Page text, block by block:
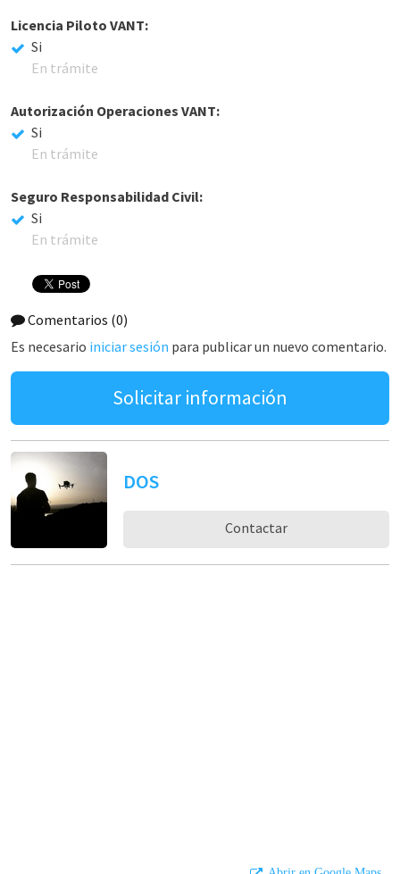
Licencia Piloto VANT:
Si
En trámite
Autorización Operaciones VANT:
Si
En trámite
Seguro Responsabilidad Civil:
Si
En trámite
Comentarios (0)
Es necesario iniciar sesión para publicar un nuevo comentario.
Solicitar información
DOS
Contactar